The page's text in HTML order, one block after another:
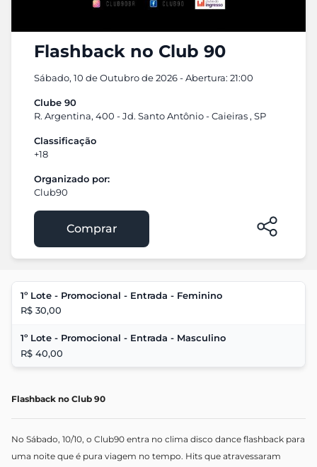
Flashback no Club 90
Sábado, 10 de Outubro de 2026 - Abertura: 21:00
Clube 90
R. Argentina, 400 - Jd. Santo Antônio - Caieiras , SP
Classificação
+18
Organizado por:
Club90
Comprar
1º Lote - Promocional - Entrada - Feminino
R$ 30,00
1º Lote - Promocional - Entrada - Masculino
R$ 40,00
Flashback no Club 90
No Sábado, 10/10, o Club90 entra no clima disco dance flashback para
uma noite que é pura viagem no tempo. Hits que atravessaram